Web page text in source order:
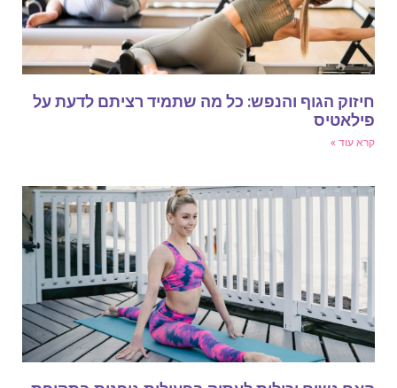
הגוף והנפש: כל מה שתמיד רציתם לדעת על
עוד »